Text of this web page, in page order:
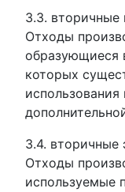
3.3.
Отходы
образующиеся
которых
3.4. вторичные
Отходы
используемые